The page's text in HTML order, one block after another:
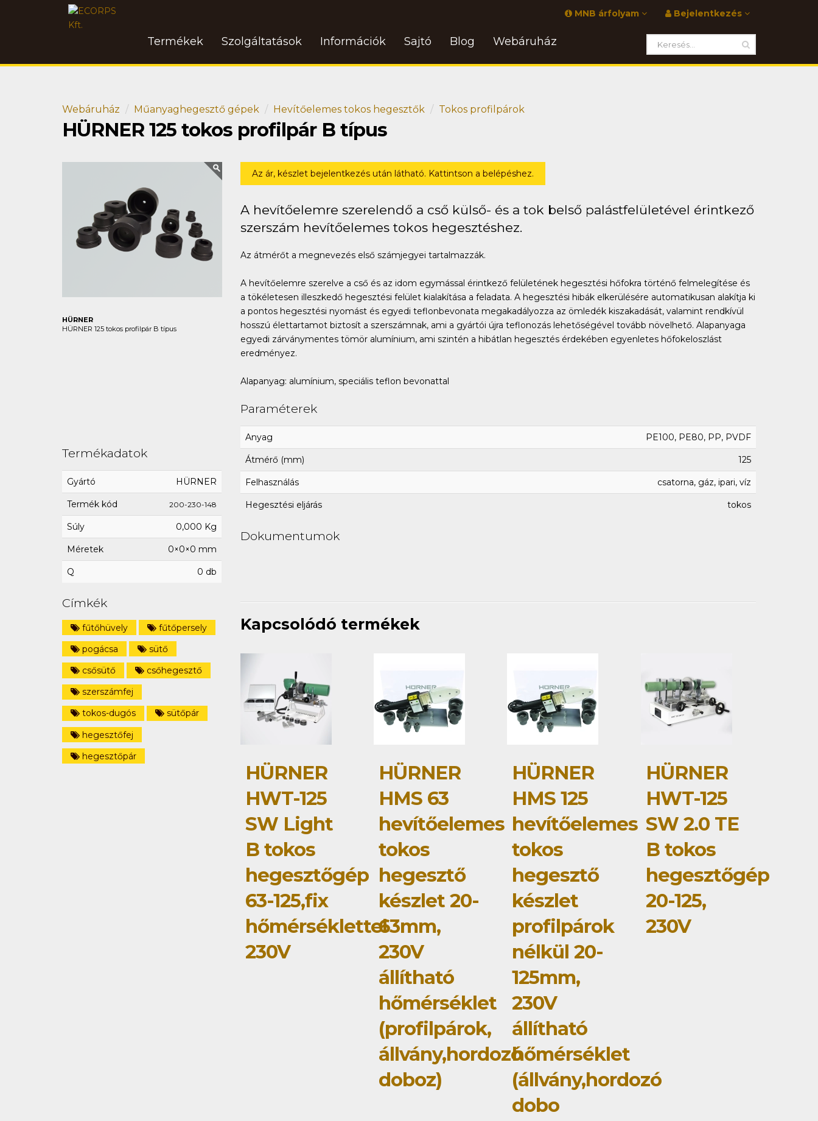
Bejelentkezés
MNB árfolyam
Termékek Szolgáltatások Információk Sajtó Blog Webáruház
Webáruház Műanyaghegesztő gépek Hevítőelemes tokos hegesztők Tokos profilpárok
HÜRNER 125 tokos profilpár B típus
HÜRNER
HÜRNER 125 tokos profilpár B típus
Az ár, készlet bejelentkezés után látható. Kattintson a belépéshez.
A hevítőelemre szerelendő a cső külső- és a tok belső palástfelületével érintkező
szerszám hevítőelemes tokos hegesztéshez.
Az átmérőt a megnevezés első számjegyei tartalmazzák.
A hevítőelemre szerelve a cső és az idom egymással érintkező felületének hegesztési hőfokra történő felmelegítése és
a tökéletesen illeszkedő hegesztési felület kialakítása a feladata. A hegesztési hibák elkerülésére automatikusan alakítja ki
a pontos hegesztési nyomást és egyedi teflonbevonata megakadályozza az ömledék kiszakadását, valamint rendkívül
hosszú élettartamot biztosít a szerszámnak, ami a gyártói újra teflonozás lehetőségével tovább növelhető. Alapanyaga
egyedi zárványmentes tömör alumínium, ami szintén a hibátlan hegesztés érdekében egyenletes hőfokeloszlást
eredményez.
Alapanyag: alumínium, speciális teflon bevonattal
Paraméterek
Anyag PE100, PE80, PP, PVDF
Átmérő (mm) 125
Felhasználás csatorna, gáz, ipari, víz
Hegesztési eljárás tokos
Dokumentumok
Termékadatok
Gyártó HÜRNER
Termék kód 200-230-148
Súly 0,000 Kg
Méretek 0×0×0 mm
Q 0 db
Címkék
fűtőhüvely
fűtőpersely
pogácsa
sütő
csősütő
csőhegesztő
szerszámfej
tokos-dugós
sütőpár
hegesztőfej
hegesztőpár
Kapcsolódó termékek
HÜRNER
HWT-125
SW Light
B tokos
hegesztőgép
63-125,fix
hőmérséklettel
230V
HÜRNER
HMS 63
hevítőelemes
tokos
hegesztő
készlet 20-
63mm,
230V
állítható
hőmérséklet
(profilpárok,
állvány,hordozó
doboz)
HÜRNER
HMS 125
hevítőelemes
tokos
hegesztő
készlet
profilpárok
nélkül 20-
125mm,
230V
állítható
hőmérséklet
(állvány,hordozó
dobo
HÜRNER
HWT-125
SW 2.0 TE
B tokos
hegesztőgép
20-125,
230V